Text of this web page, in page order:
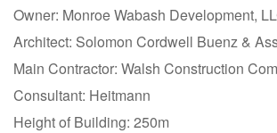
Owner: Monroe Wabash Development,
Architect: Solomon Cordwell Buenz &
Main Contractor: Walsh Construction
Consultant: Heitmann
Height of Building: 250m